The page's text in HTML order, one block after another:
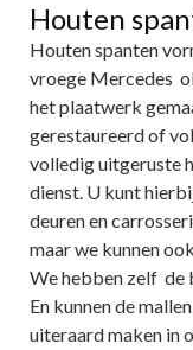
Houten
Houten spanten
vroege Mercedes
het plaatwerk
gerestaureerd of
volledig uitgeruste
dienst. U kunt
deuren en
maar we kunnen
We hebben zelf de
En kunnen de
uiteraard maken in